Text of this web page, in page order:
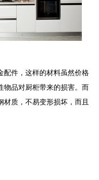
配件，这样的材料虽然价格
物品对厨柜带来的损害。而
质，不易变形损坏，而且